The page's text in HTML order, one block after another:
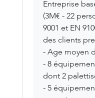
Entreprise
(3M€ - 22
9001 et EN
des clients
- Age moyen
- 8
dont 2
- 5